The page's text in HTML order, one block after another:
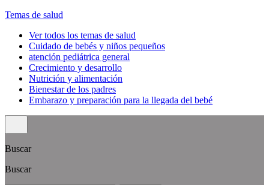
Temas de salud
Ver todos los temas de salud
Cuidado de bebés y niños pequeños
atención pediátrica general
Crecimiento y desarrollo
Nutrición y alimentación
Bienestar de los padres
Embarazo y preparación para la llegada del bebé
Buscar
Buscar